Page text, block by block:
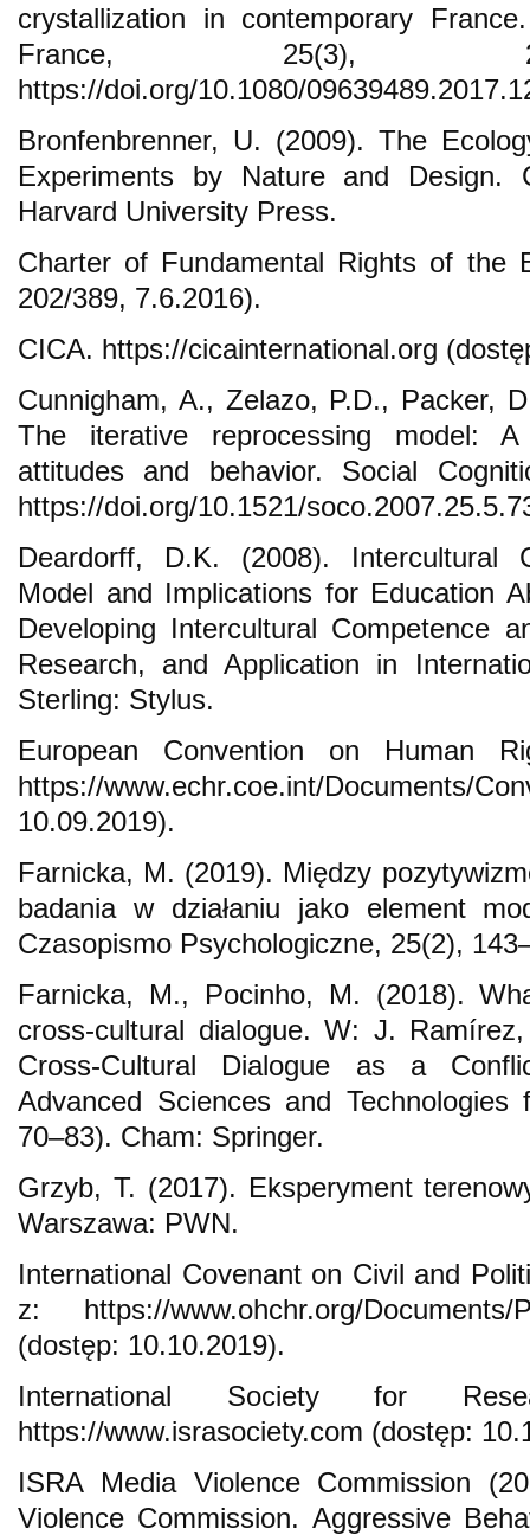
crystallization in contemporary
France, 25(3),
https://doi.org/10.1080/
Bronfenbrenner, U. (2009). The
Experiments by Nature and Design.
Harvard University Press.
Charter of Fundamental Rights of the
202/389, 7.6.2016).
CICA. https://cicainternational.org
Cunnigham, A., Zelazo, P.D., Packer,
The iterative reprocessing model:
attitudes and behavior. Social
https://doi.org/10.1521/
Deardorff, D.K. (2008). Intercultural
Model and Implications for Education
Developing Intercultural Competence
Research, and Application in
Sterling: Stylus.
European Convention on Human
https://www.echr.coe.int/Documents/
10.09.2019).
Farnicka, M. (2019). Między
badania w działaniu jako element
Czasopismo Psychologiczne, 25(2),
Farnicka, M., Pocinho, M. (2018).
cross-cultural dialogue. W: J.
Cross-Cultural Dialogue as a
Advanced Sciences and
70–83). Cham: Springer.
Grzyb, T. (2017). Eksperyment
Warszawa: PWN.
International Covenant on Civil and
z: https://www.ohchr.org/Documents/
(dostęp: 10.10.2019).
International Society for
https://www.israsociety.com (dostęp:
ISRA Media Violence Commission
Violence Commission. Aggressive